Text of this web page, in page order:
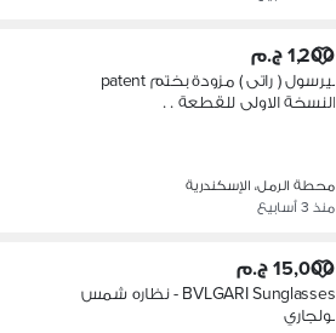
1,200 ج.م
بيرسول ( راتى ) مزودة بختم patent
النسخة الاولى للقطعة . .
محطة الرمل، الإسكندرية
منذ 3 أسابيع
15,000 ج.م
BVLGARI Sunglasses - نظاره شمس
بولجاري